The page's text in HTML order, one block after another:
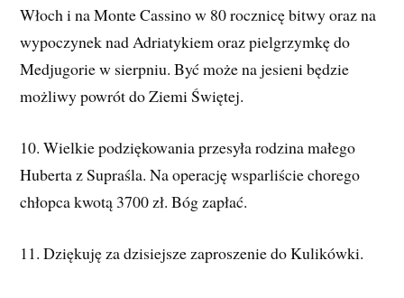
Włoch i na Monte Cassino w 80 rocznicę bitwy oraz na
wypoczynek nad Adriatykiem oraz pielgrzymkę do
Medjugorie w sierpniu. Być może na jesieni będzie
możliwy powrót do Ziemi Świętej.
10. Wielkie podziękowania przesyła rodzina małego
Huberta z Supraśla. Na operację wsparliście chorego
chłopca kwotą 3700 zł. Bóg zapłać.
11. Dziękuję za dzisiejsze zaproszenie do Kulikówki.